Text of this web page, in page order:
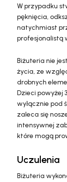
W przypadku
pęknięcia,
natychmiast
profesjonalistą
Biżuteria nie
życia, ze
drobnych
Dzieci powyżej
wyłącznie pod
zaleca się
intensywnej
które mogą
Uczulenia
Biżuteria